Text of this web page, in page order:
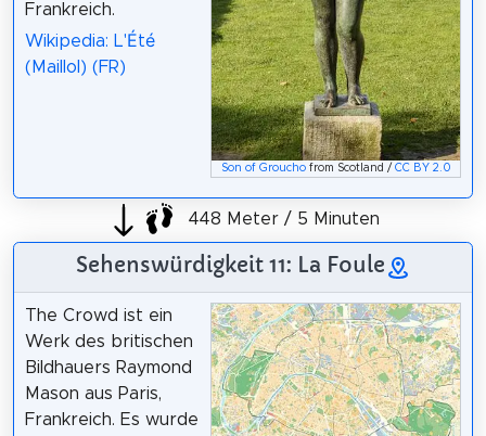
Son of Grouchofrom Scotland / CC BY 2.0
Frankreich.
Wikipedia: L'Été
(Maillol) (FR)
448 Meter / 5 Minuten
Sehenswürdigkeit 11: La Foule
The Crowd ist ein
Werk des britischen
Bildhauers Raymond
Mason aus Paris,
Frankreich. Es wurde